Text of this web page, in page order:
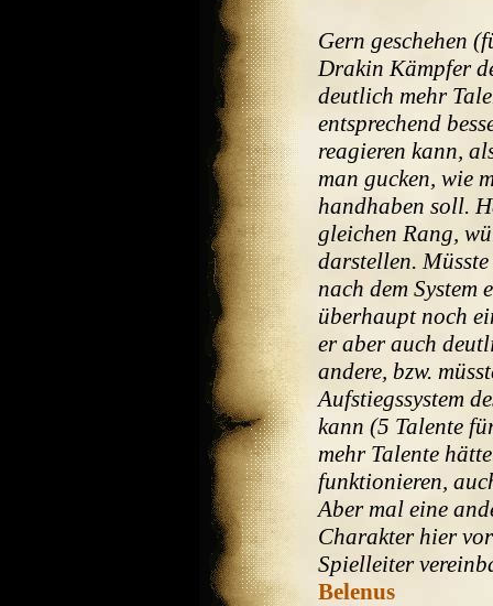
Gern geschehen
Drakin Kämpfer
deutlich mehr
entsprechend
reagieren kann,
man gucken, wie
handhaben soll.
gleichen Rang,
darstellen.
nach dem
überhaupt noch
er aber auch
andere, bzw.
Aufstiegssystem
kann (5 Talente
mehr Talente
funktionieren,
Aber mal eine
Charakter hier
Spielleiter
Belenus